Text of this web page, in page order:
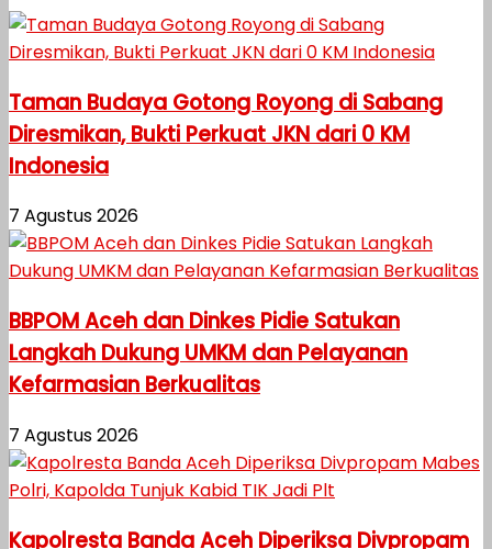
Taman Budaya Gotong Royong di Sabang
Diresmikan, Bukti Perkuat JKN dari 0 KM
Indonesia
7 Agustus 2026
BBPOM Aceh dan Dinkes Pidie Satukan
Langkah Dukung UMKM dan Pelayanan
Kefarmasian Berkualitas
7 Agustus 2026
Kapolresta Banda Aceh Diperiksa Divpropam